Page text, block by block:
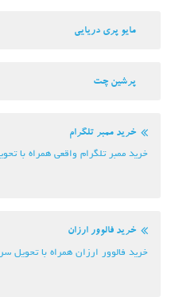
تلگرام
واقعی همراه با تحویل فوری
ارزان
ارزان همراه با تحویل سریع